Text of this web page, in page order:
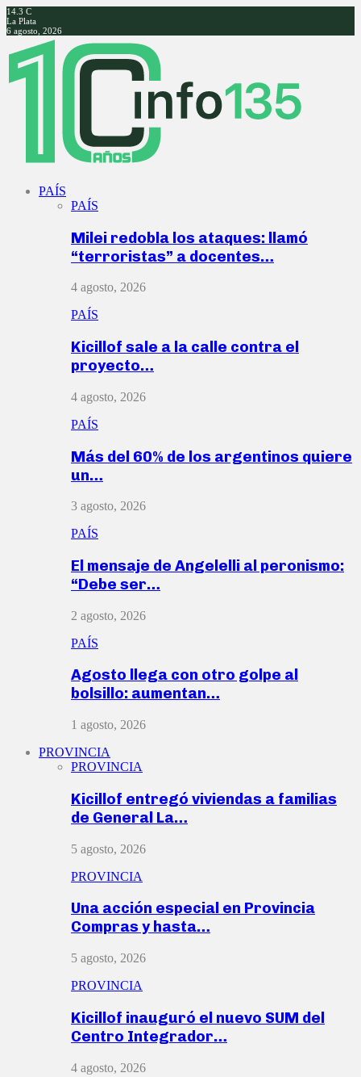
14.3 C
La Plata
6 agosto, 2026
Facebook
Twitter
Instagram
Youtube
PAÍS
PAÍS
Milei redobla los ataques: llamó
“terroristas” a docentes…
4 agosto, 2026
PAÍS
Kicillof sale a la calle contra el
proyecto…
4 agosto, 2026
PAÍS
Más del 60% de los argentinos quiere
un…
3 agosto, 2026
PAÍS
El mensaje de Angelelli al peronismo:
“Debe ser…
2 agosto, 2026
PAÍS
Agosto llega con otro golpe al
bolsillo: aumentan…
1 agosto, 2026
PROVINCIA
PROVINCIA
Kicillof entregó viviendas a familias
de General La…
5 agosto, 2026
PROVINCIA
Una acción especial en Provincia
Compras y hasta…
5 agosto, 2026
PROVINCIA
Kicillof inauguró el nuevo SUM del
Centro Integrador…
4 agosto, 2026